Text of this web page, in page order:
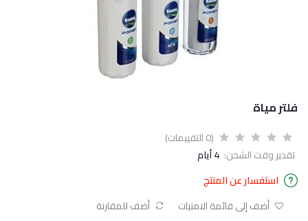
فلتر مياة
(0 التقييمات)
تقدير وقت الشحن: 4 أيام
استفسار عن المنتج
أضف إلى قائمة الامنيات
أضف للمقارنة